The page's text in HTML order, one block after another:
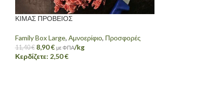
ΚΙΜΑΣ ΠΡΟΒΕΙΟΣ
Family Box Large, Αμνοερίφιο, Προσφορές
11,40€ 8,90€ με ΦΠΑ/kg
Κερδίζετε: 2,50€